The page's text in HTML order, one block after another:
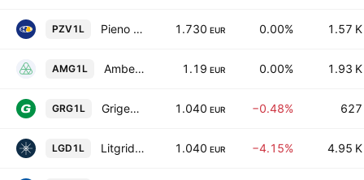
PZV1L Pieno Zvaigzdes AB 1.730 EUR 0.00% 1.57 K
AMG1L Amber Grid AB 1.19 EUR 0.00% 1.93 K
GRG1L Grigeo Group AB 1.040 EUR −0.48% 627
LGD1L Litgrid AB 1.040 EUR −4.15% 4.95 K